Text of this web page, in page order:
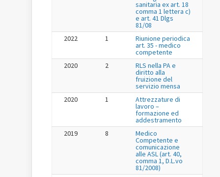
sanitaria ex art. 18
comma 1 lettera c)
e art. 41 Dlgs
81/08
2022
1 Riunione periodica
art. 35 - medico
competente
2020
2 RLS nella PA e
diritto alla
fruizione del
servizio mensa
2020
1 Attrezzature di
lavoro –
formazione ed
addestramento
2019
8 Medico
Competente e
comunicazione
alle ASL (art. 40,
comma 1, D.L.vo
81/2008)